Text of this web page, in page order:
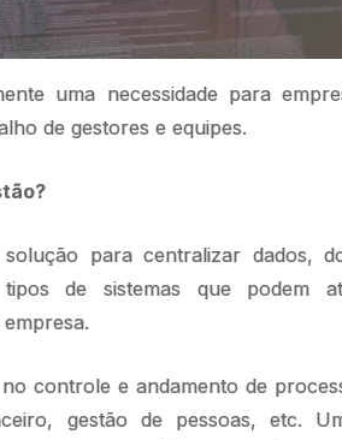
uma necessidade para
de gestores e equipes.
para centralizar dados,
de sistemas que podem
controle e andamento de
gestão de pessoas, etc.